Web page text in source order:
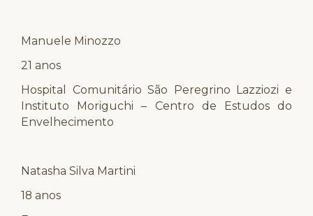
Manuele Minozzo
21 anos
Hospital Comunitário São Peregrino Lazziozi e
Instituto Moriguchi – Centro de Estudos do
Envelhecimento
Natasha Silva Martini
18 anos